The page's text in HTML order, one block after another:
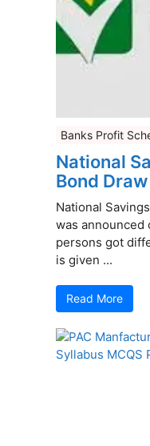
Banks Profit
National
Bond Draw
National
was announced
persons got
is given ...
Read More